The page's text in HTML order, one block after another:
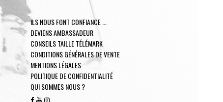
ILS NOUS FONT CONFIANCE ...
DEVIENS AMBASSADEUR
CONSEILS TAILLE TÉLÉMARK
CONDITIONS GÉNÉRALES DE VENTE
MENTIONS LÉGALES
POLITIQUE DE CONFIDENTIALITÉ
QUI SOMMES NOUS ?